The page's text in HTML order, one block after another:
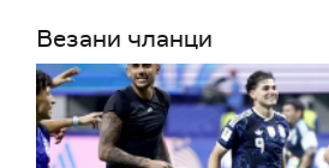
Везани чланци